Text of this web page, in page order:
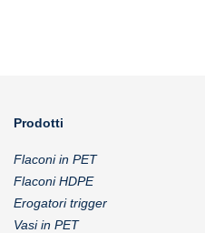
Prodotti
Flaconi in PET
Flaconi HDPE
Erogatori trigger
Vasi in PET